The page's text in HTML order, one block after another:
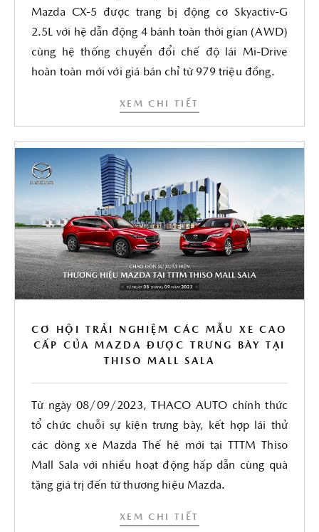
Mazda CX-5 được trang bị động cơ Skyactiv-G
2.5L với hệ dẫn động 4 bánh toàn thời gian (AWD)
cùng hệ thống chuyển đổi chế độ lái Mi-Drive
hoàn toàn mới với giá bán chỉ từ 979 triệu đồng.
XEM CHI TIẾT
CƠ HỘI TRẢI NGHIỆM CÁC MẪU XE CAO
CẤP CỦA MAZDA ĐƯỢC TRƯNG BÀY TẠI
THISO MALL SALA
Từ ngày 08/09/2023, THACO AUTO chính thức
tổ chức chuỗi sự kiện trưng bày, kết hợp lái thử
các dòng xe Mazda Thế hệ mới tại TTTM Thiso
Mall Sala với nhiều hoạt động hấp dẫn cùng quà
tặng giá trị đến từ thương hiệu Mazda.
XEM CHI TIẾT